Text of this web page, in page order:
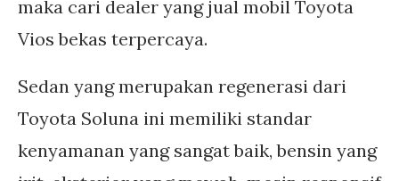
maka cari dealer yang jual mobil Toyota
Vios bekas terpercaya.
Sedan yang merupakan regenerasi dari
Toyota Soluna ini memiliki standar
kenyamanan yang sangat baik, bensin yang